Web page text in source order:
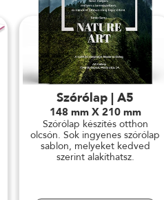
Szórólap | A5
148 mm X 210 mm
Szórólap készítés otthon
olcsón. Sok ingyenes szórólap
sablon, melyeket kedved
szerint alakíthatsz.